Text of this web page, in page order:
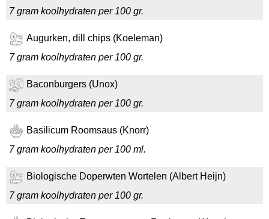
7 gram koolhydraten per 100 gr.
Augurken, dill chips (Koeleman)
7 gram koolhydraten per 100 gr.
Baconburgers (Unox)
7 gram koolhydraten per 100 gr.
Basilicum Roomsaus (Knorr)
7 gram koolhydraten per 100 ml.
Biologische Doperwten Wortelen (Albert Heijn)
7 gram koolhydraten per 100 gr.